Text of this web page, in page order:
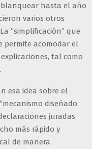
hasta el año
varios otros
“simplificación” que
permite acomodar el
tal como
esa idea sobre el
diseñado
juradas
más rápido y
de manera